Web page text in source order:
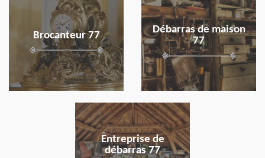
Brocanteur 77
Débarras de maison
77
Entreprise de
débarras 77
en savoir plus